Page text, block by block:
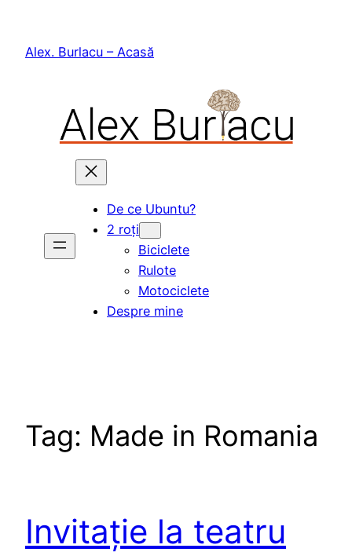
content
Alex. Burlacu – Acasă
De ce Ubuntu?
2 roți
Biciclete
Rulote
Motociclete
Despre mine
Tag: Made in Romania
Invitație la teatru